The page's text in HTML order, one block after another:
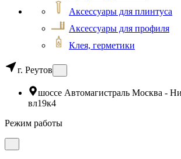
Аксессуары для плинтуса
Аксессуары для профиля
Клея, герметики
г. Реутов
шоссе Автомагистраль Москва -
вл19к4
Режим работы